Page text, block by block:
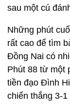
sau một cú
Những phút
rất cao để tìm
Đồng Nai có
Phút 88 từ một
tiền đạo Đình
chiến thắng 3-